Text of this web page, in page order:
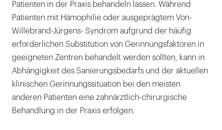
Patienten in der Praxis behandeln lassen. Während
Patienten mit Hämophilie oder ausgeprägtem Von-
Willebrand-Jürgens- Syndrom aufgrund der häufig
erforderlichen Substitution von Gerinnungsfaktoren in
geeigneten Zentren behandelt werden sollten, kann in
Abhängigkeit des Sanierungsbedarfs und der aktuellen
klinischen Gerinnungssituation bei den meisten
anderen Patienten eine zahnärztlich-chirurgische
Behandlung in der Praxis erfolgen.